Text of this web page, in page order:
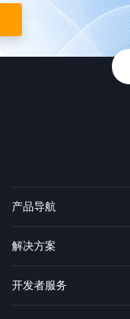
产品导航
解决方案
开发者服务